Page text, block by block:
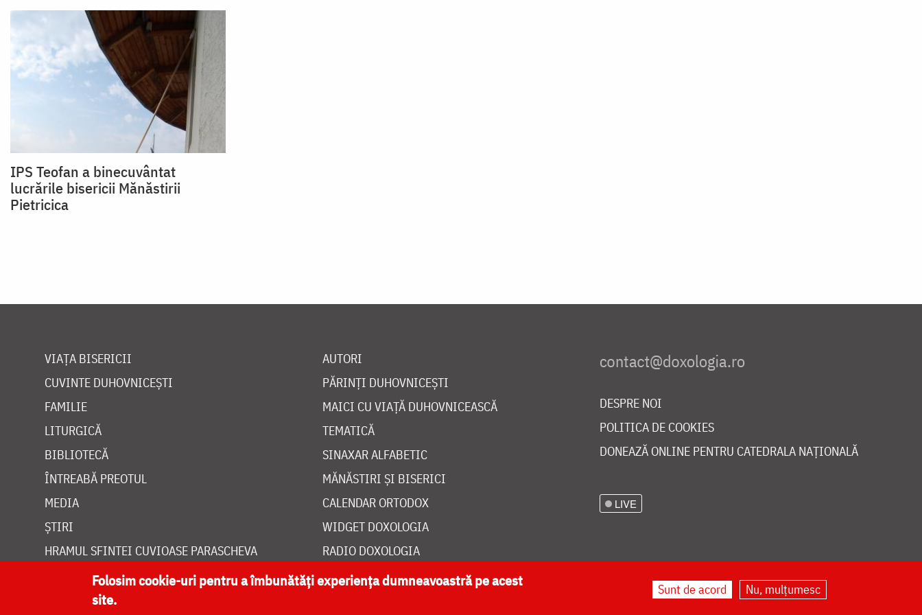
IPS Teofan a binecuvântat
lucrările bisericii Mănăstirii
Pietricica
VIAȚA BISERICII
CUVINTE DUHOVNICEȘTI
FAMILIE
LITURGICĂ
BIBLIOTECĂ
ÎNTREABĂ PREOTUL
MEDIA
ȘTIRI
HRAMUL SFINTEI CUVIOASE PARASCHEVA
AUTORI
PĂRINȚI DUHOVNICEȘTI
MAICI CU VIAȚĂ DUHOVNICEASCĂ
TEMATICĂ
SINAXAR ALFABETIC
MĂNĂSTIRI ȘI BISERICI
CALENDAR ORTODOX
WIDGET DOXOLOGIA
RADIO DOXOLOGIA
DESPRE NOI
POLITICA DE COOKIES
DONEAZĂ ONLINE PENTRU CATEDRALA NAȚIONALĂ
LIVE
Folosim cookie-uri pentru a îmbunătăți experiența dumneavoastră pe acest
site.
Sunt de acord Nu, mulțumesc